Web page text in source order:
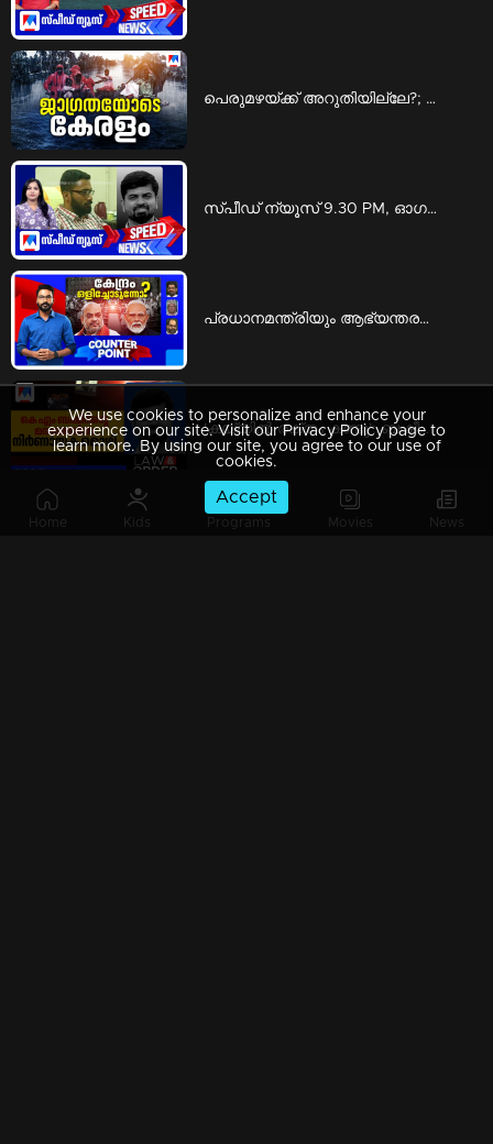
Home Kids Programs Movies News
പെരുമഴയ്ക്ക് അറുതിയില്ലേ?; ദുരിതപ്പെയ്ത്തില്‍ വലഞ്ഞ് ജനജീവിതം; ജാഗ്രത ​| Rain
സ്പീഡ് ന്യൂസ് 9.30 PM, ഓഗസ്റ്റ് 06, 2026 | Speed News
പ്രധാനമന്ത്രിയും ആഭ്യന്തരമന്ത്രിയും എവിടെ?; ചോദ്യങ്ങള്‍ക്ക് മറുപടിയില്ലേ? | Counter Point
'കയ്യില്‍ രക്തം കണ്ടു'; ബഷീര്‍ കൊലപാതകക്കേസില്‍ ശ്രീറാം വെങ്കിട്ടരാമനെ കുടുക്കി നിര്‍ണായക മൊഴി | Law and Order
We use cookies to personalize and enhance your
experience on our site. Visit our Privacy Policy page to
learn more. By using our site, you agree to our use of
cookies.
Accept